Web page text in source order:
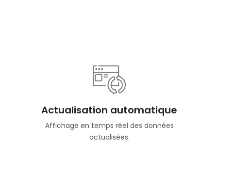
Actualisation automatique
Affichage en temps réel des données
actualisées.